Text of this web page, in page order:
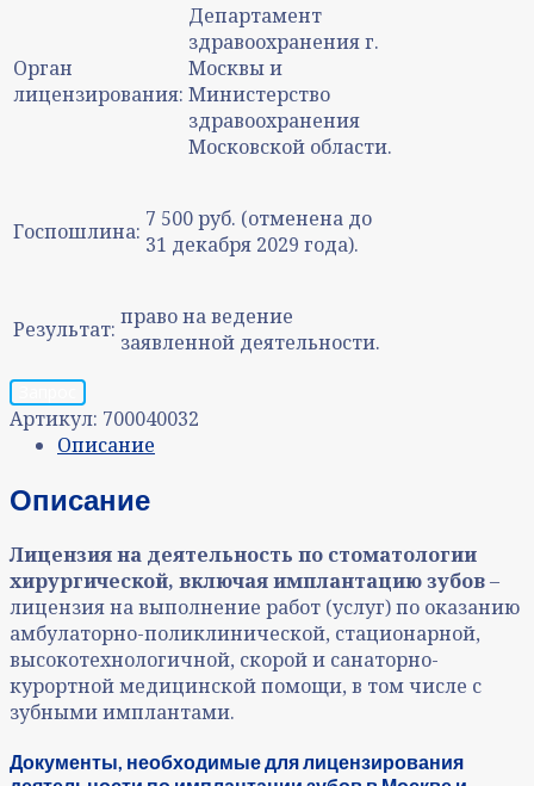
Орган
лицензирования:
Департамент
здравоохранения г.
Москвы и
Министерство
здравоохранения
Московской области.
Госпошлина: 7 500 руб. (отменена до
31 декабря 2029 года).
Результат: право на ведение
заявленной деятельности.
Артикул: 700040032
Описание
Описание
Лицензия на деятельность по стоматологии
хирургической, включая имплантацию зубов–
лицензия на выполнение работ (услуг) по оказанию
амбулаторно-поликлинической, стационарной,
высокотехнологичной, скорой и санаторно-
курортной медицинской помощи, в том числе с
зубными имплантами.
Документы, необходимые для лицензирования